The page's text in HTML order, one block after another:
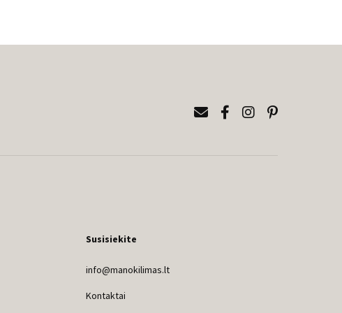
Susisiekite
info@manokilimas.lt
Kontaktai